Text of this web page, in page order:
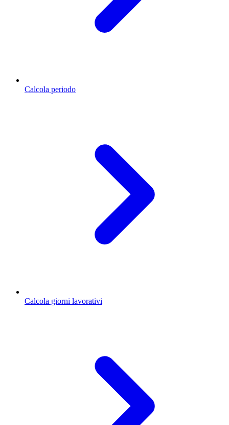
Calcola periodo
Calcola giorni lavorativi